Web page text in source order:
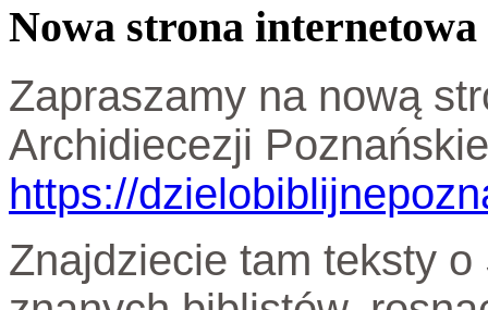
Nowa strona internetowa
Zapraszamy na nową
Archidiecezji
https://
Znajdziecie tam teksty o